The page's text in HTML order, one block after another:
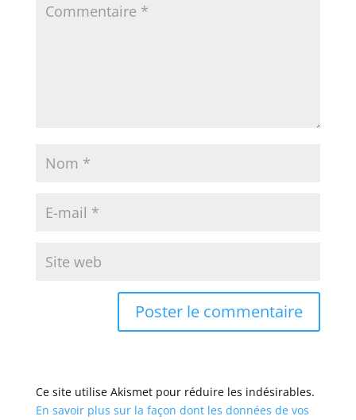
Ce site utilise Akismet pour réduire les indésirables.
En savoir plus sur la façon dont les données de vos